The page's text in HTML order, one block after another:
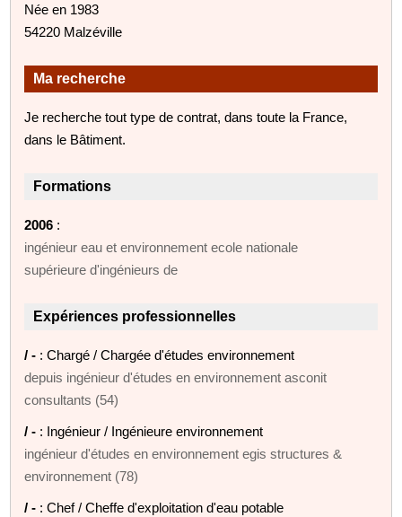
Née en 1983
54220 Malzéville
Ma recherche
Je recherche tout type de contrat, dans toute la France,
dans le Bâtiment.
Formations
2006 :
ingénieur eau et environnement ecole nationale
supérieure d'ingénieurs de
Expériences professionnelles
/ - : Chargé / Chargée d'études environnement
depuis ingénieur d'études en environnement asconit
consultants (54)
/ - : Ingénieur / Ingénieure environnement
ingénieur d'études en environnement egis structures &
environnement (78)
/ - : Chef / Cheffe d'exploitation d'eau potable